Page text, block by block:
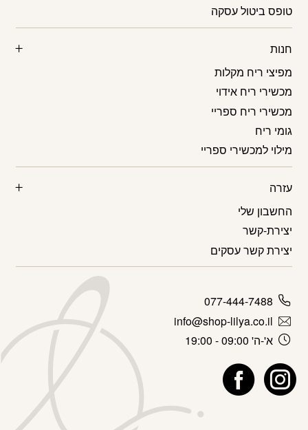
טופס ביטול עסקה
חנות
מפיצי ריח מקלות
מכשירי ריח אידוי
מכשירי ריח ספריי
גומי ריח
מילוי למכשירי ספריי
עזרה
החשבון שלי
יצירת-קשר
יצירת קשר עסקים
077-444-7488
info@shop-lilya.co.il
א'-ה' 09:00 - 19:00